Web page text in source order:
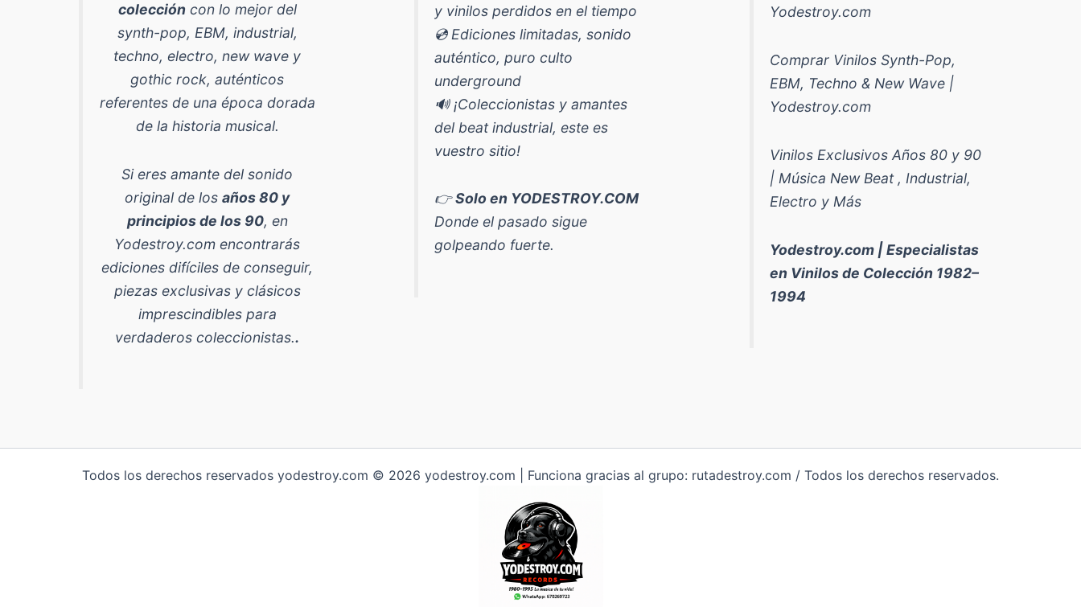
coleccióncon lo mejor del
synth-pop, EBM, industrial,
techno, electro, new wave y
gothic rock, auténticos
referentes de una época dorada
de la historia musical.
Si eres amante del sonido
original de losaños 80 y
principios de los 90, en
Yodestroy.com encontrarás
ediciones difíciles de conseguir,
piezas exclusivas y clásicos
imprescindibles para
verdaderos coleccionistas..
y vinilos perdidos en el tiempo
💿 Ediciones limitadas, sonido
auténtico, puro culto
underground
🔊 ¡Coleccionistas y amantes
del beat industrial, este es
vuestro sitio!
👉Solo en YODESTROY.COM
Donde el pasado sigue
golpeando fuerte.
Yodestroy.com
Comprar Vinilos Synth-Pop,
EBM, Techno & New Wave |
Yodestroy.com
Vinilos Exclusivos Años 80 y 90
| Música New Beat , Industrial,
Electro y Más
Yodestroy.com | Especialistas
en Vinilos de Colección 1982–
1994
Todos los derechos reservados yodestroy.com © 2026 yodestroy.com | Funciona gracias al grupo: rutadestroy.com / Todos los derechos reservados.